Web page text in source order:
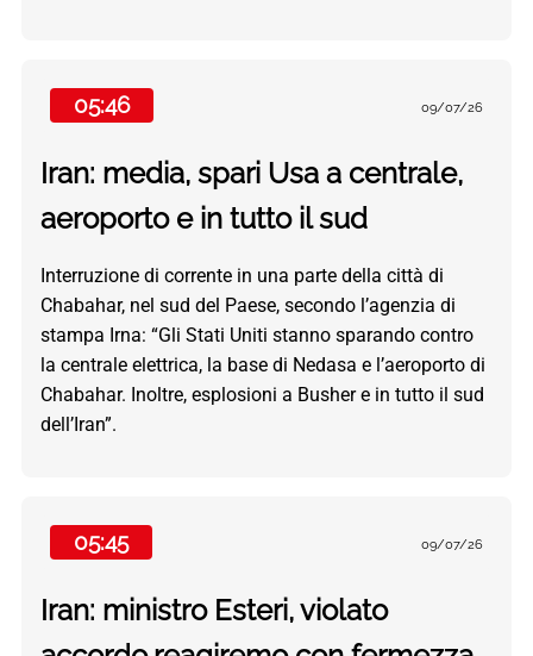
05:46 09/07/26
Iran: media, spari Usa a centrale,
aeroporto e in tutto il sud
Interruzione di corrente in una parte della città di
Chabahar, nel sud del Paese, secondo l’agenzia di
stampa Irna: “Gli Stati Uniti stanno sparando contro
la centrale elettrica, la base di Nedasa e l’aeroporto di
Chabahar. Inoltre, esplosioni a Busher e in tutto il sud
dell’Iran”.
05:45 09/07/26
Iran: ministro Esteri, violato